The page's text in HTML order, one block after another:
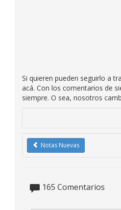
Si quieren pueden seguirlo a
acá. Con los comentarios de
siempre. O sea, nosotros
Notas Nuevas
165 Comentarios